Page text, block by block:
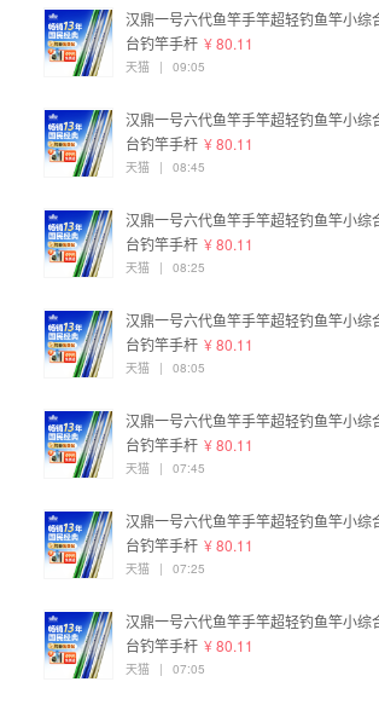
汉鼎一号六代鱼竿手竿超轻钓鱼竿小综
台钓竿手杆 ¥ 80.11
天猫 | 09:05
汉鼎一号六代鱼竿手竿超轻钓鱼竿小综
台钓竿手杆 ¥ 80.11
天猫 | 08:45
汉鼎一号六代鱼竿手竿超轻钓鱼竿小综
台钓竿手杆 ¥ 80.11
天猫 | 08:25
汉鼎一号六代鱼竿手竿超轻钓鱼竿小综
台钓竿手杆 ¥ 80.11
天猫 | 08:05
汉鼎一号六代鱼竿手竿超轻钓鱼竿小综
台钓竿手杆 ¥ 80.11
天猫 | 07:45
汉鼎一号六代鱼竿手竿超轻钓鱼竿小综
台钓竿手杆 ¥ 80.11
天猫 | 07:25
汉鼎一号六代鱼竿手竿超轻钓鱼竿小综
台钓竿手杆 ¥ 80.11
天猫 | 07:05